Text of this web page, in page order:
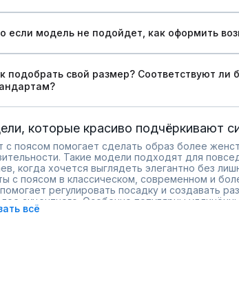
если модель не подойдет, как оформить
подобрать свой размер? Соответствуют ли
которые красиво подчёркивают
с поясом помогает сделать образ более
Такие модели подходят для
когда хочется выглядеть элегантно без
с поясом в классическом, современном и
регулировать посадку и создавать
акцентного. Особенно популярны
и варианты из мягких тканей с красивой
всё